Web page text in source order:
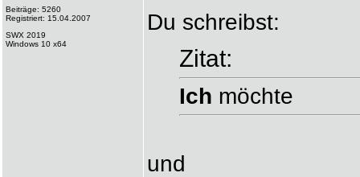
Beiträge: 5260
Registriert: 15.04.2007
SWX 2019
Windows 10 x64
Du schreibst:
Zitat:
Ich möchte
und